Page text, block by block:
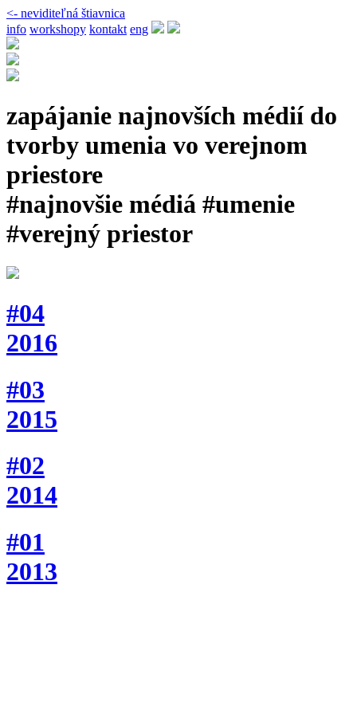
<- neviditeľná štiavnica
info workshopy kontakt eng
zapájanie najnovších médií do
tvorby umenia vo verejnom
priestore
#najnovšie médiá #umenie
#verejný priestor
#04
2016
#03
2015
#02
2014
#01
2013